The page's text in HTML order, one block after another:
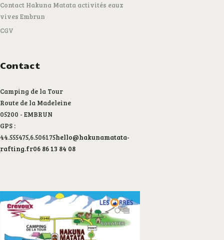
Contact Hakuna Matata activités eaux
vives Embrun
CGV
Contact
Camping de la Tour
Route de la Madeleine
05200 - EMBRUN
GPS :
44.555475,6.506175hello@hakunamatata-
rafting.fr06 86 13 84 08